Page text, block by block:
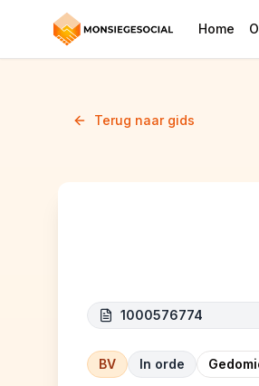
Home
Terug naar gids
1000576774
BV In orde